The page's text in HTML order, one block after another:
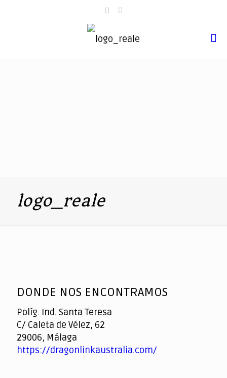
logo_reale
DONDE NOS ENCONTRAMOS
Políg. Ind. Santa Teresa
C/ Caleta de Vélez, 62
29006, Málaga
https://dragonlinkaustralia.com/